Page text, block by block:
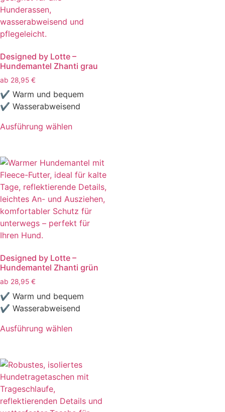
Designed by Lotte –
Hundemantel Zhanti grau
ab 28,95 €
✔ Warm und bequem
✔ Wasserabweisend
Ausführung wählen
Designed by Lotte –
Hundemantel Zhanti grün
ab 28,95 €
✔ Warm und bequem
✔ Wasserabweisend
Ausführung wählen